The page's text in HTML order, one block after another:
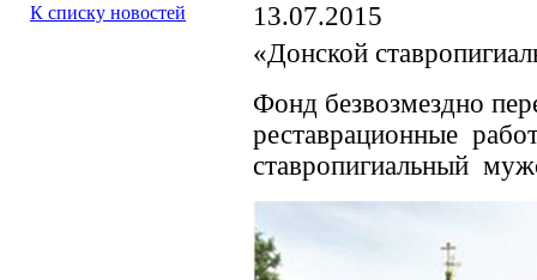
К списку новостей
13.07.2015
«Донской
Фонд безвозмездно
реставрационные
ставропигиальный